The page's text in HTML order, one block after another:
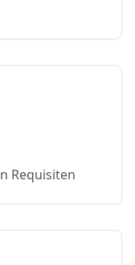
Requisiten